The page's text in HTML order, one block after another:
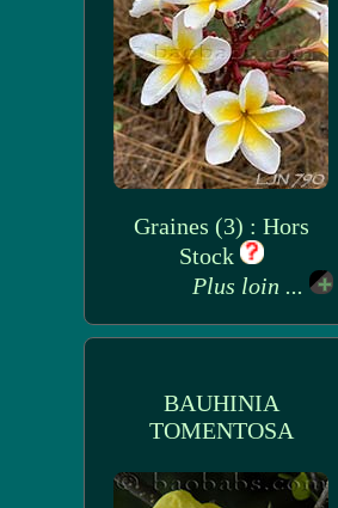
Graines (3) : Hors
Stock
Plus loin ...
BAUHINIA
TOMENTOSA